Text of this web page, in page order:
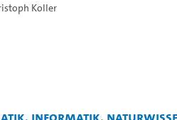
Koller